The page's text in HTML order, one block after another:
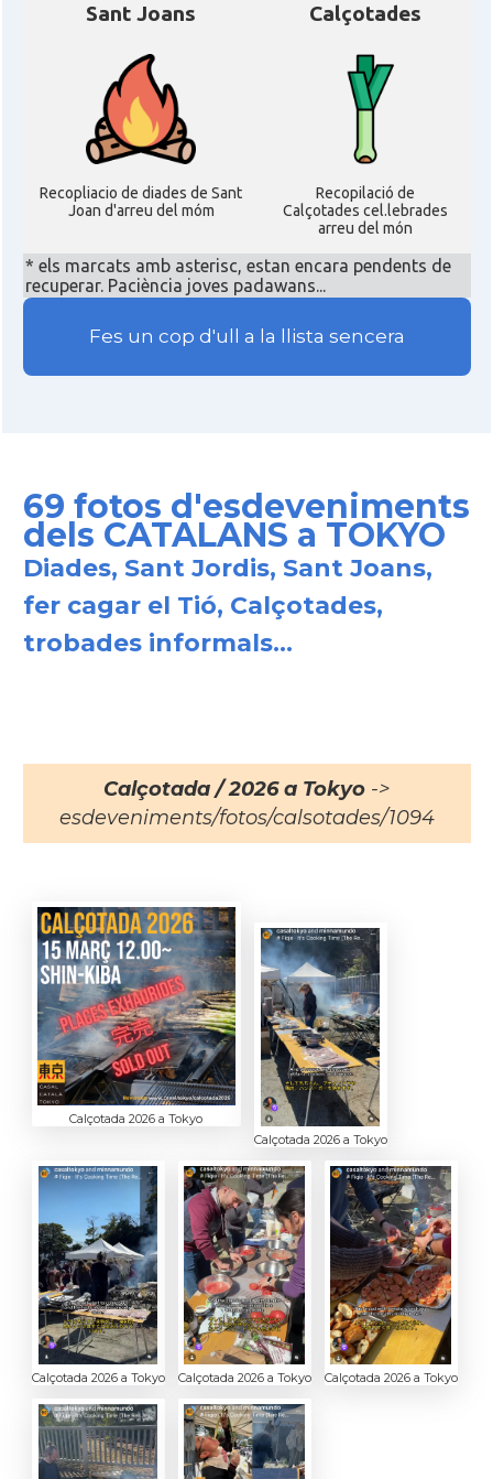
Sant Joans
Recopliacio de diades de Sant
Joan d'arreu del móm
Calçotades
Recopilació de
Calçotades cel.lebrades
arreu del món
* els marcats amb asterisc, estan encara pendents de
recuperar. Paciència joves padawans...
Fes un cop d'ull a la llista sencera
69 fotos d'esdeveniments
dels CATALANS a TOKYO
Diades, Sant Jordis, Sant Joans,
fer cagar el Tió, Calçotades,
trobades informals...
Calçotada / 2026 a Tokyo ->
esdeveniments/fotos/calsotades/1094
Calçotada 2026 a Tokyo
Calçotada 2026 a Tokyo
Calçotada 2026 a Tokyo Calçotada 2026 a Tokyo Calçotada 2026 a Tokyo